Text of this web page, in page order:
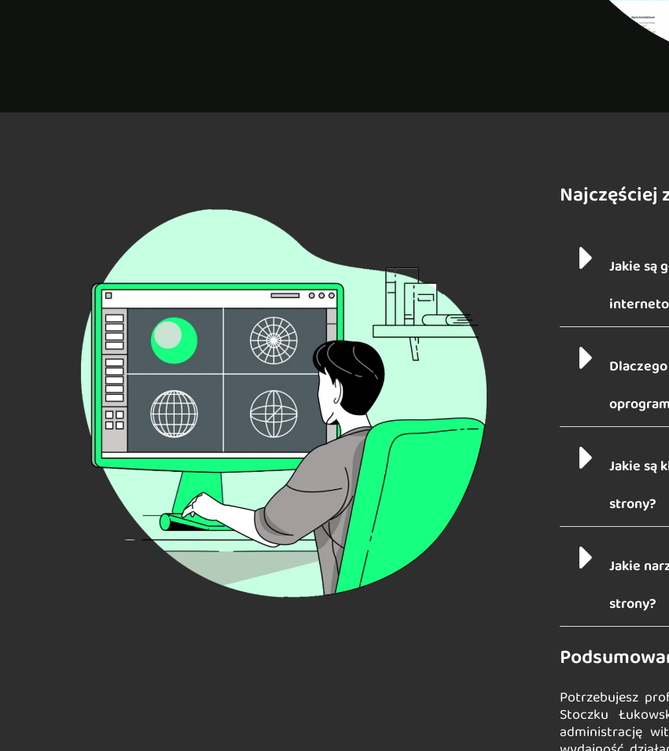
Najczęściej
Jakie są
Jakie są
strony?
Jakie
strony?
Potrzebujesz
Stoczku
administrację